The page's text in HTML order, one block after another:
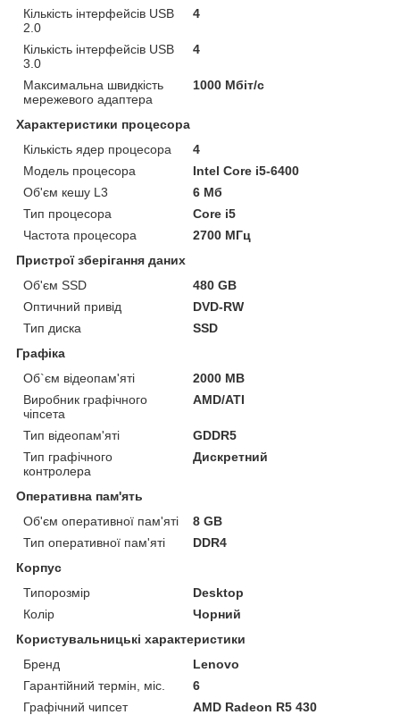
Кількість інтерфейсів USB
2.0
4
Кількість інтерфейсів USB
3.0
4
Максимальна швидкість
мережевого адаптера
1000 Мбіт/с
Характеристики процесора
Кількість ядер процесора
4
Модель процесора
Intel Core i5-6400
Об'єм кешу L3
6 Мб
Тип процесора
Core i5
Частота процесора
2700 МГц
Пристрої зберігання даних
Об'єм SSD
480 GB
Оптичний привід
DVD-RW
Тип диска
SSD
Графіка
Об`єм відеопам'яті
2000 MB
Виробник графічного
чіпсета
AMD/ATI
Тип відеопам'яті
GDDR5
Тип графічного
контролера
Дискретний
Оперативна пам'ять
Об'єм оперативної пам'яті
8 GB
Тип оперативної пам'яті
DDR4
Корпус
Типорозмір
Desktop
Колір
Чорний
Користувальницькі характеристики
Бренд
Lenovo
Гарантійний термін, міс.
6
Графічний чипсет
AMD Radeon R5 430